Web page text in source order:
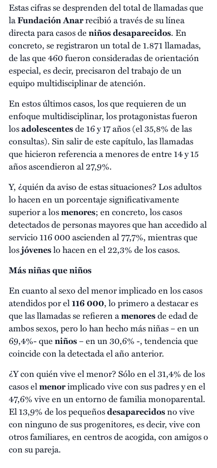
Estas cifras se desprenden del total de llamadas que
laFundación Anarrecibió a través de su línea
directa para casos deniñosdesaparecidos. En
concreto, se registraron un total de 1.871 llamadas,
de las que 460 fueron consideradas de orientación
especial, es decir, precisaron del trabajo de un
equipo multidisciplinar de atención.
En estos últimos casos, los que requieren de un
enfoque multidisciplinar, los protagonistas fueron
losadolescentesde 16 y 17 años (el 35,8% de las
consultas). Sin salir de este capítulo, las llamadas
que hicieron referencia a menores de entre 14 y 15
años ascendieron al 27,9%.
Y, ¿quién da aviso de estas situaciones? Los adultos
lo hacen en un porcentaje significativamente
superior a losmenores; en concreto, los casos
detectados de personas mayores que han accedido al
servicio 116 000 ascienden al 77,7%, mientras que
losjóveneslo hacen en el 22,3% de los casos.
Más niñas que niños
En cuanto al sexo del menor implicado en los casos
atendidos por el116 000, lo primero a destacar es
que las llamadas se refieren amenoresde edad de
ambos sexos, pero lo han hecho más niñas – en un
69,4%- queniños– en un 30,6% -, tendencia que
coincide con la detectada el año anterior.
¿Y con quién vive el menor? Sólo en el 31,4% de los
casos elmenorimplicado vive con sus padres y en el
47,6% vive en un entorno de familia monoparental.
El 13,9% de los pequeñosdesaparecidosno vive
con ninguno de sus progenitores, es decir, vive con
otros familiares, en centros de acogida, con amigos o
con su pareja.